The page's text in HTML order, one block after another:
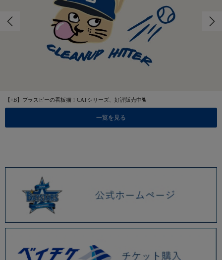
【+B】プラスビーの看板猫！CATシリーズ、好評販売中🐈
一覧を見る